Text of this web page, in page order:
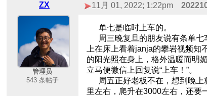
ZX 11月 01, 2022; 1:22pm
管理员
543 条帖子
单七是临时上车的。
周三晚复旦的朋友说有条单七
上在床上看着janja的攀岩视频
的阳光照在身上，格外温暖而明
立马便微信上回复说“上车！”。
周五正好老板不在，想到晚上
里左右，爬升在3000左右，还要